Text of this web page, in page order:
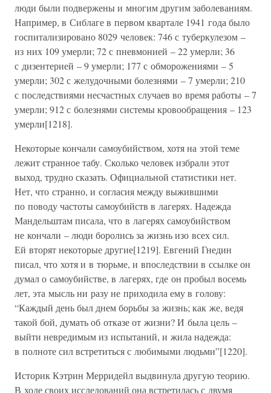
люди были подвержены и многим другим заболеваниям.
Например, в Сиблаге в первом квартале 1941 года было
госпитализировано 8029 человек: 746 с туберкулезом –
из них 109 умерли; 72 с пневмонией – 22 умерли; 36
с дизентерией – 9 умерли; 177 с обморожениями – 5
умерли; 302 с желудочными болезнями – 7 умерли; 210
с последствиями несчастных случаев во время работы – 7
умерли; 912 с болезнями системы кровообращения – 123
умерли[1218].
Некоторые кончали самоубийством, хотя на этой теме
лежит странное табу. Сколько человек избрали этот
выход, трудно сказать. Официальной статистики нет.
Нет, что странно, и согласия между выжившими
по поводу частоты самоубийств в лагерях. Надежда
Мандельштам писала, что в лагерях самоубийством
не кончали – люди боролись за жизнь изо всех сил.
Ей вторят некоторые другие[1219]. Евгений Гнедин
писал, что хотя и в тюрьме, и впоследствии в ссылке он
думал о самоубийстве, в лагерях, где он пробыл восемь
лет, эта мысль ни разу не приходила ему в голову:
“Каждый день был днем борьбы за жизнь; как же, ведя
такой бой, думать об отказе от жизни? И была цель –
выйти невредимым из испытаний, и жила надежда:
в полноте сил встретиться с любимыми людьми”[1220].
Историк Кэтрин Мерридейл выдвинула другую теорию.
В ходе своих исследований она встретилась с двумя